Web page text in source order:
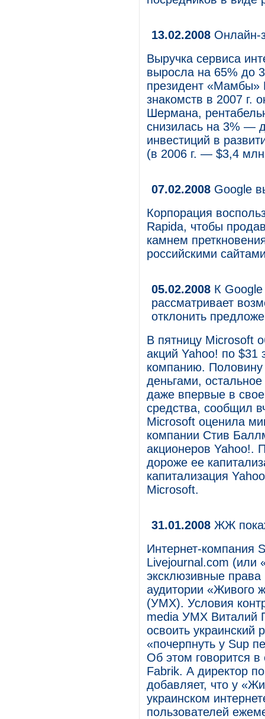
13.02.2008 Онлайн-
Выручка сервиса
выросла на 65% до
президент «Мамбы»
знакомств в 2007 г.
Шермана,
снизилась на 3% —
инвестиций в
(в 2006 г. — $3,4
07.02.2008 Google
Корпорация
Rapida, чтобы
камнем
российскими
05.02.2008 К
рассматривает
отклонить
В пятницу Microsoft
акций Yahoo! по $31
компанию.
деньгами,
даже впервые в
средства, сообщил
Microsoft оценила
компании Стив
акционеров Yahoo!.
дороже ее
капитализация
Microsoft.
31.01.2008 ЖЖ
Интернет-компания
Livejournal.com
эксклюзивные
аудитории «Живого
(УМХ). Условия
media УМХ Виталий
освоить украинский
«почерпнуть у Sup
Об этом говорится
Fabrik. А директор
добавляет, что у
украинском
пользователей